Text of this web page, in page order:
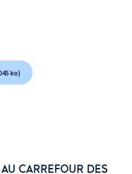
semazen
Erdinç Mustafa
ko)
CARREFOUR DES